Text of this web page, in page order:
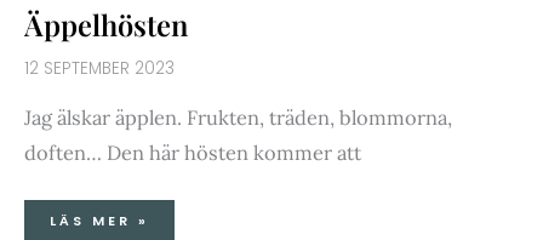
Äppelhösten
12 SEPTEMBER 2023
Jag älskar äpplen. Frukten, träden, blommorna,
doften… Den här hösten kommer att
LÄS MER »